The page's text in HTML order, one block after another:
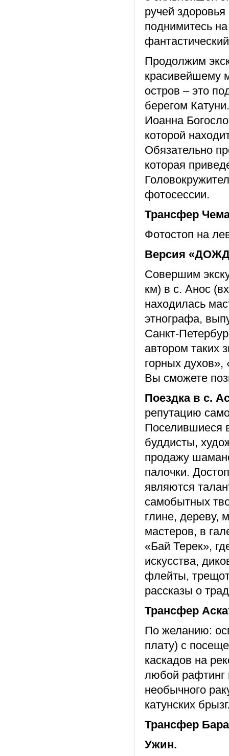
ручей
поднимитесь
Продолжим
красивейшему
остров – это
берегом
Иоанна
которой
Обязательно
которая
фотосессии.
Трансфер
Фотостоп на
Версия
Совершим
км) в с. Анос
находилась
этнографа,
Санкт-
автором таких
горных духов»,
Вы сможете
Поездка в с.
репутацию
Поселившиеся
буддисты,
продажу
палочки.
являются
самобытных
глине, дереву,
мастеров, в
«Бай Терек»,
искусства,
флейты,
рассказы о
Трансфер
По желанию:
плату) с
каскадов на
любой рафтинг
необычного
катунских
Трансфер
Ужин.